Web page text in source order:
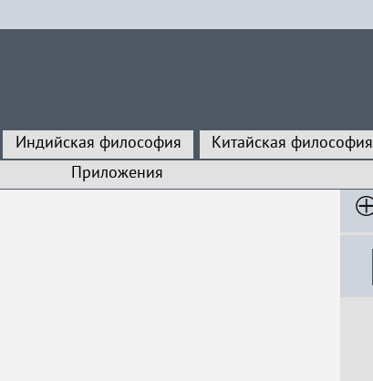
Индийская философия Китайская философия
Приложения